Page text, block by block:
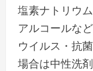
塩素ナトリウ
アルコールな
ウイルス・抗
場合は中性洗